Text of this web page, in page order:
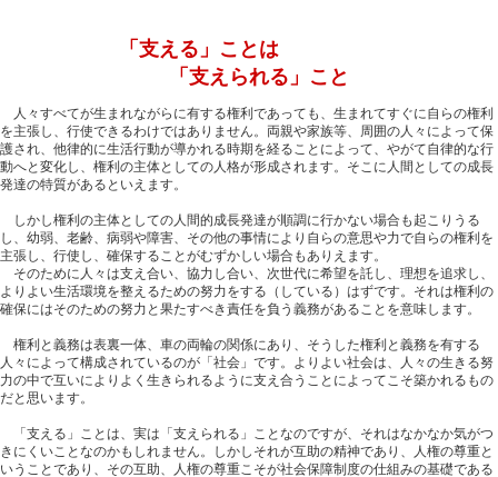
「支える」ことは
「支えられる」こと
人々すべてが生まれながらに有する権利であっても、生まれてすぐに自らの権利
を主張し、行使できるわけではありません。両親や家族等、周囲の人々によって保
護され、 他律的に生活行動が導かれる時期を経ることによって、やがて自律的な行
動へと変化し、権利の主体としての人格が形成されます。そこに人間としての成長
発達の特質があるといえます。
しかし権利の主体としての人間的成長発達が順調に行かない場合も起こりうる
し、幼弱、老齢、病弱や障害、その他の事情により自らの意思や力で自らの権利を
主張し、行使し、確保することがむずかしい場合もありえます。
そのために人々は支え合い、協力し合い、次世代に希望を託し、理想を追求し、
よりよい生活環境を整えるための努力をする（している）はずです。それは権利の
確保にはそのための努力と果たすべき責任を負う義務があることを意味します。
権利と義務は表裏一体、車の両輪の関係にあり、そうした権利と義務を有する
人々によって構成されているのが「社会」です。よりよい社会は、人々の生きる努
力の中で互いによりよく生きられるように支え合うことによってこそ築かれるもの
だと思います。
「支える」ことは、実は「支えられる」ことなのですが、それはなかなか気がつ
きにくいことなのかもしれません。しかしそれが互助の精神であり、人権の尊重と
いうことであり、その互助、人権の尊重こそが社会保障制度の仕組みの基礎である